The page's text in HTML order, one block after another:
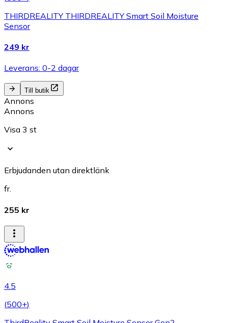
THIRDREALITY THIRDREALITY Smart Soil Moisture
Sensor
249 kr
Leverans: 0-2 dagar
Till butik
Annons
Annons
Visa 3 st
Erbjudanden utan direktlänk
fr.
255 kr
4.5
(500+)